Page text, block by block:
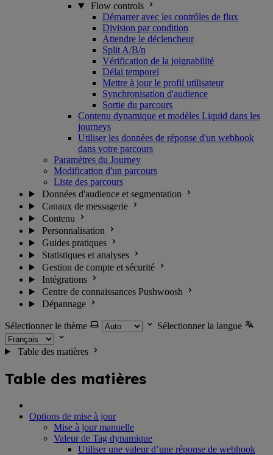
Flow controls
Démarrer avec les contrôles de flux
Division par condition
Attendre le déclencheur
Split A/B/n
Vérification de la joignabilité
Délai temporel
Mettre à jour le profil utilisateur
Synchronisation d'audience
Sortie du parcours
Contenu dynamique et modèles Liquid dans les
journeys
Utiliser les données de réponse d'un webhook
dans votre parcours
Paramètres du Journey
Modification d'un parcours
Liste des parcours
Données d'audience et segmentation
Canaux de messagerie
Contenu
Personnalisation
Guides pratiques
Statistiques et analyses
Gestion de compte et sécurité
Intégrations
Centre de connaissances Pushwoosh
Dépannage
Sélectionner le thème Sélectionner la langue
Table des matières
Table des matières
Options de mise à jour
Mise à jour manuelle
Valeur de Tag dynamique
Utiliser une valeur d’une réponse de webhook